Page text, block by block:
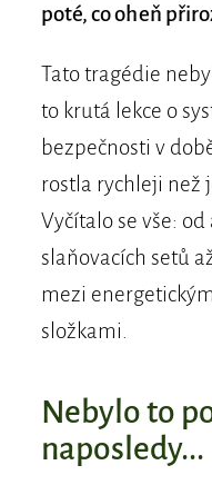
poté, co oheň
Tato tragédie
to krutá lekce o
bezpečnosti v
rostla rychleji než
Vyčítalo se vše:
slaňovacích setů
mezi
složkami.
Nebylo to
naposledy...